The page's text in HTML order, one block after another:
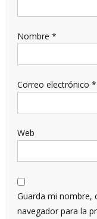
Nombre *
Correo electrónico *
Web
Guarda mi nombre,
navegador para la